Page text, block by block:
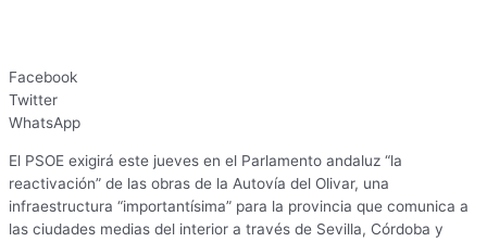
Facebook
Twitter
WhatsApp
El PSOE exigirá este jueves en el Parlamento andaluz “la
reactivación” de las obras de la Autovía del Olivar, una
infraestructura “importantísima” para la provincia que comunica a
las ciudades medias del interior a través de Sevilla, Córdoba y